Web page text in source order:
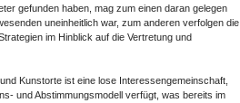
gefunden haben, mag zum einen daran gelegen
uneinheitlich war, zum anderen verfolgen die
im Hinblick auf die Vertretung und
Kunstorte ist eine lose Interessengemeinschaft,
und Abstimmungsmodell verfügt, was bereits im